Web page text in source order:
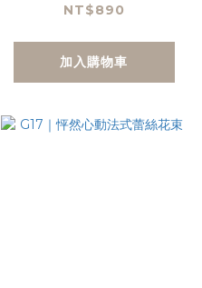
NT$890
加入購物車